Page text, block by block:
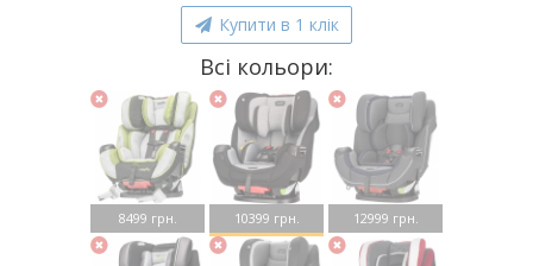
Купити в 1 клік
Всі кольори:
8499 грн. 10399 грн. 12999 грн.